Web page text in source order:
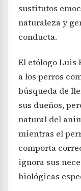
sustitutos
naturaleza y
conducta.
El etólogo Luis
a los perros
búsqueda de
sus dueños,
natural del
mientras el
comporta
ignora sus
biológicas